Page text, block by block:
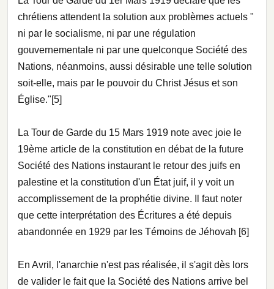
chrétiens attendent la solution aux problèmes actuels "
ni par le socialisme, ni par une régulation
gouvernementale ni par une quelconque Société des
Nations, néanmoins, aussi désirable une telle solution
soit-elle, mais par le pouvoir du Christ Jésus et son
Église."[5]
La Tour de Garde du 15 Mars 1919 note avec joie le
19ème article de la constitution en débat de la future
Société des Nations instaurant le retour des juifs en
palestine et la constitution d'un État juif, il y voit un
accomplissement de la prophétie divine. Il faut noter
que cette interprétation des Écritures a été depuis
abandonnée en 1929 par les Témoins de Jéhovah [6]
En Avril, l'anarchie n'est pas réalisée, il s'agit dès lors
de valider le fait que la Société des Nations arrive bel